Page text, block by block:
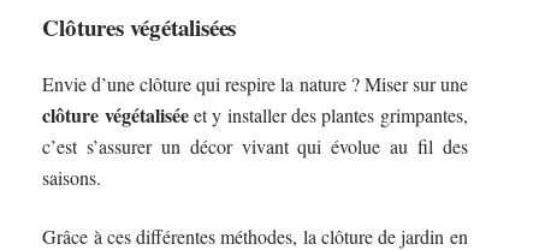
Clôtures végétalisées
Envie d’une clôture qui respire la nature ? Miser sur une
clôture végétaliséeet y installer des plantes grimpantes,
c’est s’assurer un décor vivant qui évolue au fil des
saisons.
Grâce à ces différentes méthodes, la clôture de jardin en